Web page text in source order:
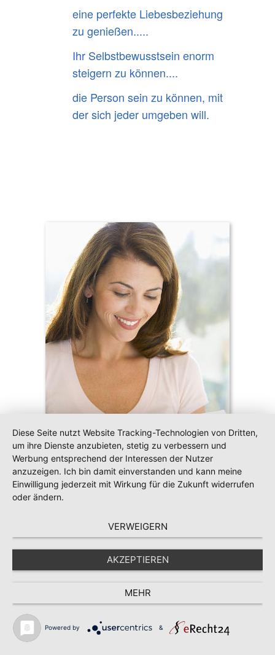
eine perfekte Liebesbeziehung
zu genießen.....
Ihr Selbstbewusstsein enorm
steigern zu können....
die Person sein zu können, mit
der sich jeder umgeben will.
vielen lieben Dank für deine Hilfe.
Ich war ja zunächst skeptisch. Du
wolltest mir als alten Hasen etwas über
die Anwendung der universellen
Resonanz-Gesetze erzählen. Ja,
Diese Seite nutzt Website Tracking-Technologien von Dritten,
um ihre Dienste anzubieten, stetig zu verbessern und
Werbung entsprechend der Interessen der Nutzer
anzuzeigen. Ich bin damit einverstanden und kann meine
Einwilligung jederzeit mit Wirkung für die Zukunft widerrufen
oder ändern.
VERWEIGERN
AKZEPTIEREN
MEHR
Powered by &